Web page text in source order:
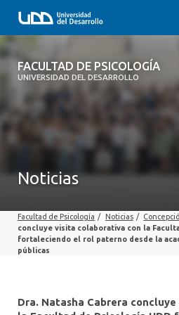
FACULTAD DE PSICOLOGÍA
UNIVERSIDAD DEL DESARROLLO
FACULTAD DE PSICOLOGÍA
POSTGRADOS Y EDUCACIÓN CONTINUA
INVESTIGACIÓN
Noticias
Facultad de Psicología / Noticias /
concluye visita colaborativa con la
fortaleciendo el rol paterno desde la
públicas
Dra. Natasha Cabrera